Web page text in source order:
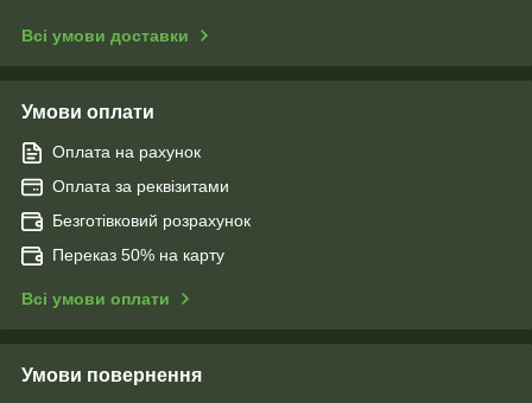
Всі умови доставки
Умови оплати
Оплата на рахунок
Оплата за реквізитами
Безготівковий розрахунок
Переказ 50% на карту
Всі умови оплати
Умови повернення